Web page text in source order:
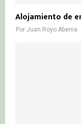
Alojamiento de
Por Juan Royo Abenia